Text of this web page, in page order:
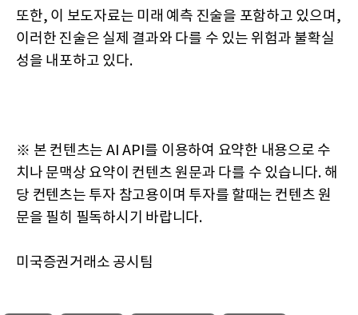
또한, 이 보도자료는 미래 예측 진술을 포함하고 있으며,
이러한 진술은 실제 결과와 다를 수 있는 위험과 불확실
성을 내포하고 있다.
※ 본 컨텐츠는 AI API를 이용하여 요약한 내용으로 수
치나 문맥상 요약이 컨텐츠 원문과 다를 수 있습니다. 해
당 컨텐츠는 투자 참고용이며 투자를 할때는 컨텐츠 원
문을 필히 필독하시기 바랍니다.
미국증권거래소 공시팀